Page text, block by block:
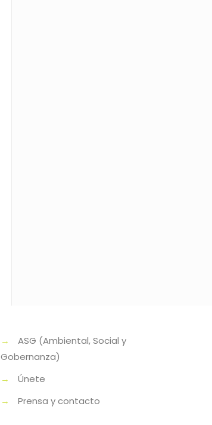
→
ASG (Ambiental, Social y
Gobernanza)
→
Únete
→
Prensa y contacto